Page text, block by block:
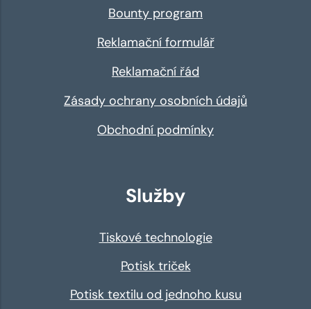
Bounty program
Reklamační formulář
Reklamační řád
Zásady ochrany osobních údajů
Obchodní podmínky
Služby
Tiskové technologie
Potisk triček
Potisk textilu od jednoho kusu